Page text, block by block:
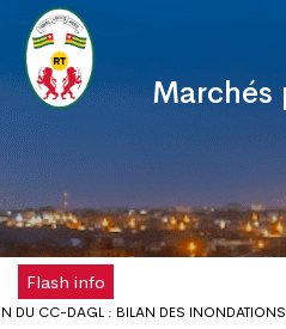
Marchés
Flash info
DU CC-DAGL : BILAN DES